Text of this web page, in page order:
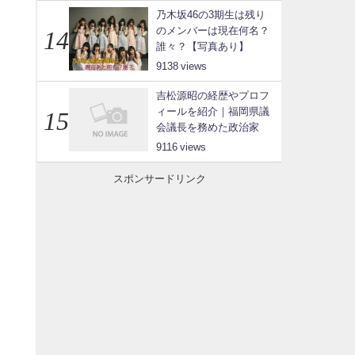
乃木坂46の3期生は残り
のメンバーは現在何名？
誰々？【写真あり】
9138
吉松源昭の経歴やプロフ
ィールを紹介｜福岡県議
会議長を務めた政治家
9116
スポンサードリンク